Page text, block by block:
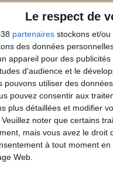
Le respect de
partenaires stockons et/
des données
appareil pour des
d'audience et le
pouvons utiliser des
pouvez consentir aux
plus détaillées et modifier
Veuillez noter que certains
mais vous avez le droit
à tout moment
Web.
direct
vos questions en live
et les
Le plan à 1600
calories est-il trop
copieux ?
Consultation